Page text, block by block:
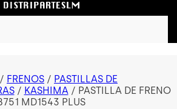
/ FRENOS / PASTILLAS DE
/ KASHIMA/ PASTILLA DE FRENO
MD1543 PLUS